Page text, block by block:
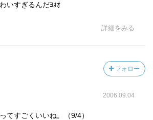
いすぎるんだﾖｫｵ
詳細をみる
フォロー
2006.09.04
てすごくいいね。（9/4）